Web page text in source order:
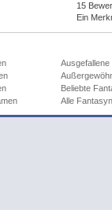
15
Ein
Beliebte
Alle